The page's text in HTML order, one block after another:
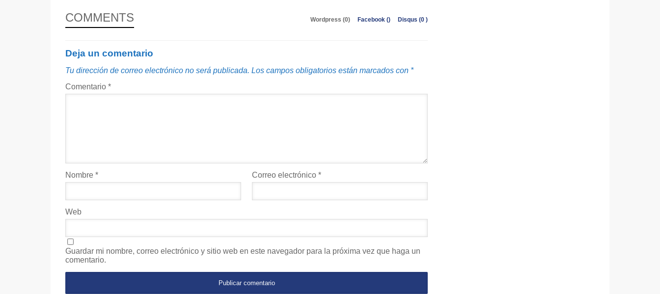
COMMENTS Wordpress (0) Facebook () Disqus (0 )
Deja un comentario
Tu dirección de correo electrónico no será publicada. Los campos obligatorios están marcados con *
Comentario *
Nombre * Correo electrónico*
Web
Guardar mi nombre, correo electrónico y sitio web en este navegador para la próxima vez que haga un
comentario.